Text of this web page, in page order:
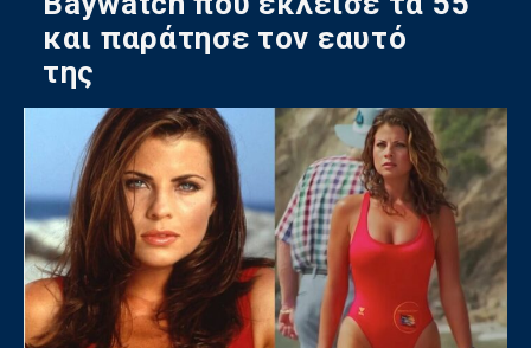
και παράτησε τον εαυτό
της